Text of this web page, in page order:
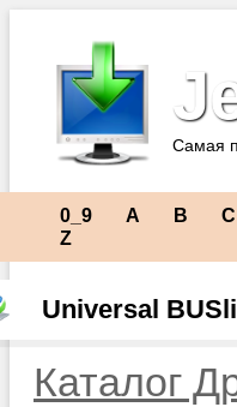
Самая
0_9 A B C
Z
Universal
Каталог